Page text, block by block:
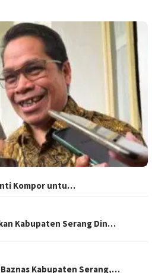
Kompor untu…
Kabupaten Serang Din…
Kabupaten Serang,…